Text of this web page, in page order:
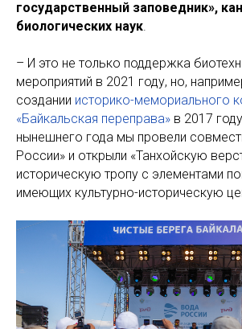
государственный заповедник»,
биологических наук
– И это не только поддержка
мероприятий в 2021 году, но,
создании историко-мемориального
«Байкальская переправа» в 2017
нынешнего года мы провели
России» и открыли «Танхойскую
историческую тропу с элементами
имеющих культурно-историческую